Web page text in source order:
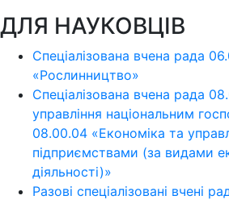
ДЛЯ НАУКОВЦІВ
Спеціалізована вчена рада
«Рослинництво»
Спеціалізована вчена рада
управління національним
08.00.04 «Економіка та
підприємствами (за видами
діяльності)»
Разові спеціалізовані вчені